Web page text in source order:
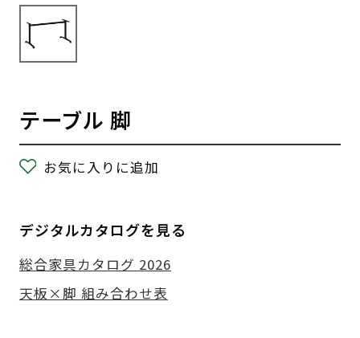
テーブル 脚
お気に入りに追加
デジタルカタログを見る
総合家具カタログ 2026
天板×脚 組み合わせ表